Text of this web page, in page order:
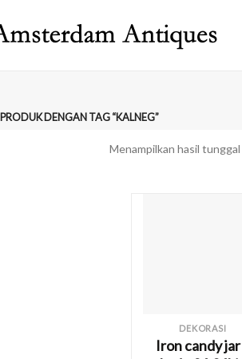
PRODUK DENGAN TAG “KALNEG”
Menampilkan hasil tunggal
DEKORASI
Iron candy jar